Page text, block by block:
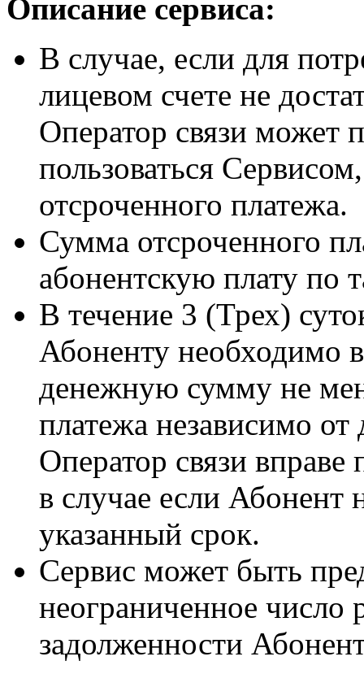
Описание cервиса:
В случае, если для
лицевом счете не
Оператор связи может
пользоваться
отсроченного платежа.
Сумма отсроченного
абонентскую плату по
В течение 3 (Трех)
Абоненту необходимо
денежную сумму не
платежа независимо
Оператор связи вправе
в случае если
указанный срок.
Сервис может быть
неограниченное число
задолженности